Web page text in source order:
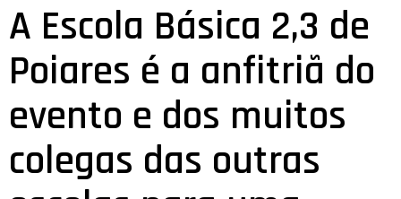
A Escola Básica 2,3 de
Poiares é a anfitriã do
evento e dos muitos
colegas das outras